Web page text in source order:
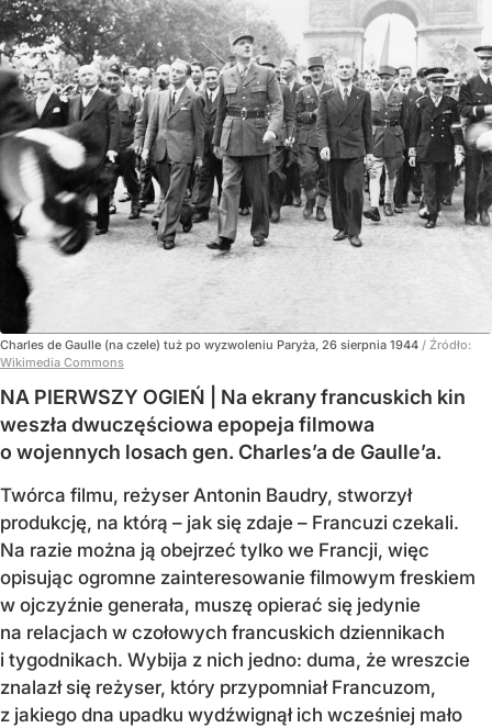
Charles de Gaulle (na czele) tuż po wyzwoleniu Paryża, 26 sierpnia 1944 / Źródło:
Wikimedia Commons
NA PIERWSZY OGIEŃ | Na ekrany francuskich kin
weszła dwuczęściowa epopeja filmowa
o wojennych losach gen. Charles’a de Gaulle’a.
Twórca filmu, reżyser Antonin Baudry, stworzył
produkcję, na którą – jak się zdaje – Francuzi czekali.
Na razie można ją obejrzeć tylko we Francji, więc
opisując ogromne zainteresowanie filmowym freskiem
w ojczyźnie generała, muszę opierać się jedynie
na relacjach w czołowych francuskich dziennikach
i tygodnikach. Wybija z nich jedno: duma, że wreszcie
znalazł się reżyser, który przypomniał Francuzom,
z jakiego dna upadku wydźwignął ich wcześniej mało